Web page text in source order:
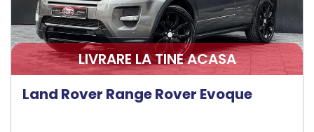
LIVRARE LA TINE ACASA
Land Rover Range Rover Evoque